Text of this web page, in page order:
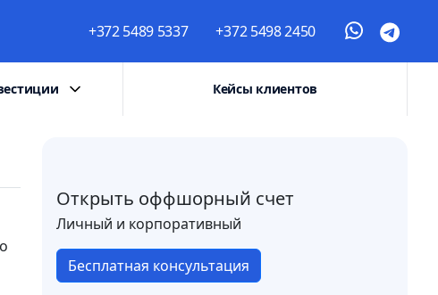
+372 5489 5337 +372 5498 2450
Кейсы клиентов
Открыть оффшорный счет
Личный и корпоративный
Бесплатная консультация